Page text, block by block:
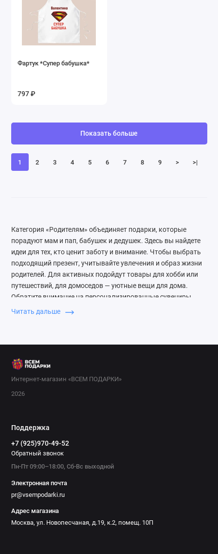
Фартук *Супер бабушка*
797 ₽
1 2 3 4 5 6 7 8 9 > >|
Показать больше
Категория «Родителям» объединяет подарки, которые
порадуют мам и пап, бабушек и дедушек. Здесь вы найдете
идеи для тех, кто ценит заботу и внимание. Чтобы выбрать
подходящий презент, учитывайте увлечения и образ жизни
родителей. Для активных подойдут товары для хобби или
путешествий, для домоседов — уютные вещи для дома.
Обратите внимание на персонализированные сувениры,
которые подчеркнут вашу любовь. Отличным выбором
например, мастер-класс или фотосессию. В нашем интернет-
магазине вы найдете тысячи вариантов: от недорогих
душой и радуйте своих близких!
Читать дальше
Интернет-магазин «ВСЕМ ПОДАРКИ»
2026
Поддержка
+7 (925)970-49-52
Обратный звонок
Пн-Пт 09:00–18:00, Сб-Вс выходной
Электронная почта
pr@vsempodarki.ru
Адрес магазина
Москва, ул. Новопесчаная, д.19, к.2, помещ. 10П